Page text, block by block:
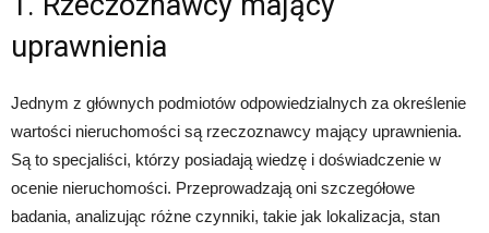
uprawnienia
Jednym z głównych podmiotów odpowiedzialnych za określenie
wartości nieruchomości są rzeczoznawcy mający uprawnienia.
Są to specjaliści, którzy posiadają wiedzę i doświadczenie w
ocenie nieruchomości. Przeprowadzają oni szczegółowe
badania, analizując różne czynniki, takie jak lokalizacja, stan